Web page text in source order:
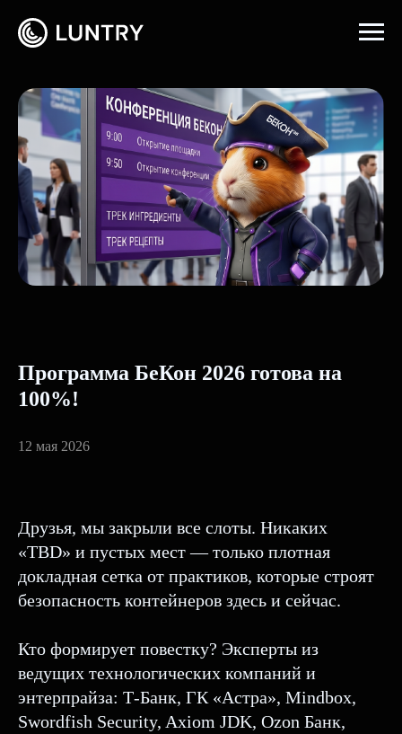
Главная → События
Программа БеКон 2026 готова на
100%!
12 мая 2026
Друзья, мы закрыли все слоты. Никаких
«TBD» и пустых мест — только плотная
докладная сетка от практиков, которые строят
безопасность контейнеров здесь и сейчас.
Кто формирует повестку? Эксперты из
ведущих технологических компаний и
энтерпрайза: Т-Банк, ГК «Астра», Mindbox,
Swordfish Security, Axiom JDK, Ozon Банк,